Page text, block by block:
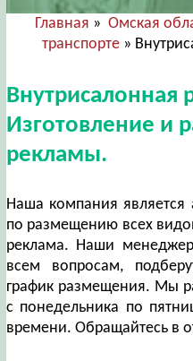
Главная » Омская
транспорте»
Внутрисалонная
Изготовление и
рекламы.
Наша компания является
по размещению всех
реклама. Наши
всем вопросам,
график размещения. Мы
с понедельника по
времени. Обращайтесь в